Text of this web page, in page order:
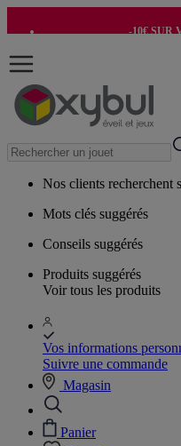
-10€ SUR
Nos clients recherchent
Mots clés suggérés
Conseils suggérés
Produits suggérés
Voir tous les produits
Vos informations
Suivre une commande
Magasin
Panier